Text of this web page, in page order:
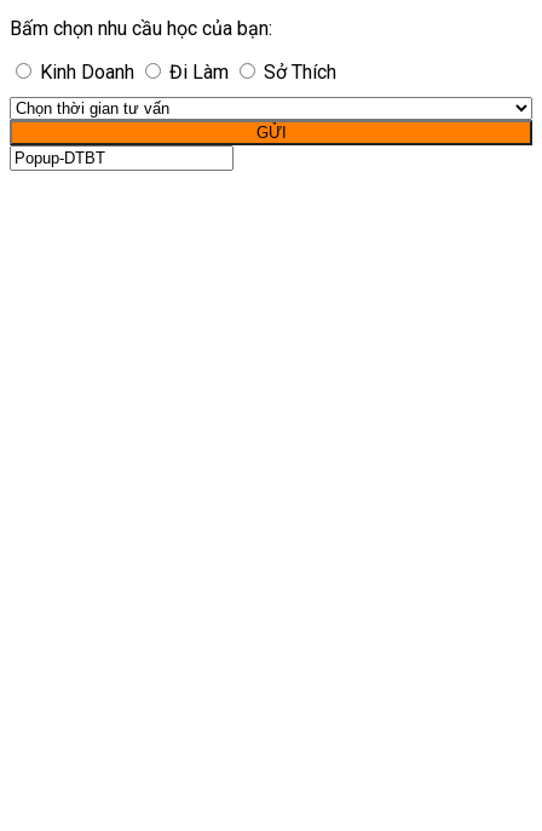
Bấm chọn nhu cầu học của bạn:
Kinh Doanh
Đi Làm Sở Thích
GỬI